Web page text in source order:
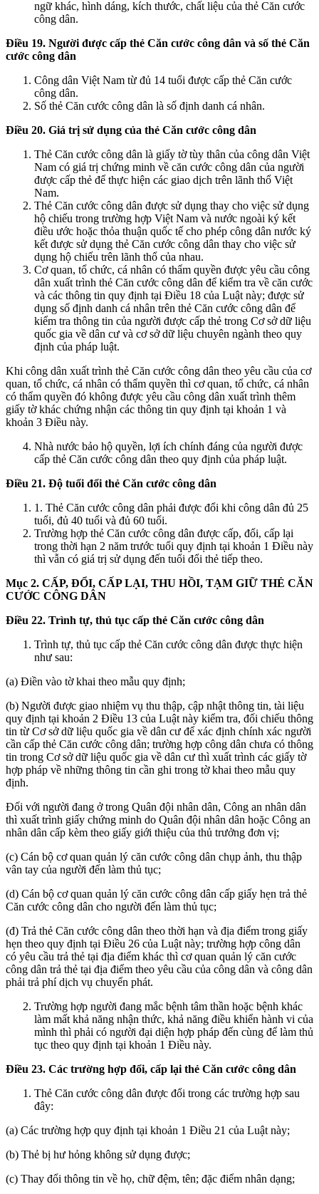
ngữ khác, hình dáng, kích thước, chất liệu của thẻ Căn cước
công dân.
Điều 19. Người được cấp thẻ Căn cước công dân và số thẻ Căn
cước công dân
Công dân Việt Nam từ đủ 14 tuổi được cấp thẻ Căn cước
công dân.
Số thẻ Căn cước công dân là số định danh cá nhân.
Điều 20. Giá trị sử dụng của thẻ Căn cước công dân
Thẻ Căn cước công dân là giấy tờ tùy thân của công dân Việt
Nam có giá trị chứng minh về căn cước công dân của người
được cấp thẻ để thực hiện các giao dịch trên lãnh thổ Việt
Nam.
Thẻ Căn cước công dân được sử dụng thay cho việc sử dụng
hộ chiếu trong trường hợp Việt Nam và nước ngoài ký kết
điều ước hoặc thỏa thuận quốc tế cho phép công dân nước ký
kết được sử dụng thẻ Căn cước công dân thay cho việc sử
dụng hộ chiếu trên lãnh thổ của nhau.
Cơ quan, tổ chức, cá nhân có thẩm quyền được yêu cầu công
dân xuất trình thẻ Căn cước công dân để kiểm tra về căn cước
và các thông tin quy định tại Điều 18 của Luật này; được sử
dụng số định danh cá nhân trên thẻ Căn cước công dân để
kiểm tra thông tin của người được cấp thẻ trong Cơ sở dữ liệu
quốc gia về dân cư và cơ sở dữ liệu chuyên ngành theo quy
định của pháp luật.
Khi công dân xuất trình thẻ Căn cước công dân theo yêu cầu của cơ
quan, tổ chức, cá nhân có thẩm quyền thì cơ quan, tổ chức, cá nhân
có thẩm quyền đó không được yêu cầu công dân xuất trình thêm
giấy tờ khác chứng nhận các thông tin quy định tại khoản 1 và
khoản 3 Điều này.
Nhà nước bảo hộ quyền, lợi ích chính đáng của người được
cấp thẻ Căn cước công dân theo quy định của pháp luật.
Điều 21. Độ tuổi đổi thẻ Căn cước công dân
1. Thẻ Căn cước công dân phải được đổi khi công dân đủ 25
tuổi, đủ 40 tuổi và đủ 60 tuổi.
Trường hợp thẻ Căn cước công dân được cấp, đổi, cấp lại
trong thời hạn 2 năm trước tuổi quy định tại khoản 1 Điều này
thì vẫn có giá trị sử dụng đến tuổi đổi thẻ tiếp theo.
Mục 2. CẤP, ĐỔI, CẤP LẠI, THU HỒI, TẠM GIỮ THẺ CĂN
CƯỚC CÔNG DÂN
Điều 22. Trình tự, thủ tục cấp thẻ Căn cước công dân
Trình tự, thủ tục cấp thẻ Căn cước công dân được thực hiện
như sau:
(a) Điền vào tờ khai theo mẫu quy định;
(b) Người được giao nhiệm vụ thu thập, cập nhật thông tin, tài liệu
quy định tại khoản 2 Điều 13 của Luật này kiểm tra, đối chiếu thông
tin từ Cơ sở dữ liệu quốc gia về dân cư để xác định chính xác người
cần cấp thẻ Căn cước công dân; trường hợp công dân chưa có thông
tin trong Cơ sở dữ liệu quốc gia về dân cư thì xuất trình các giấy tờ
hợp pháp về những thông tin cần ghi trong tờ khai theo mẫu quy
định.
Đối với người đang ở trong Quân đội nhân dân, Công an nhân dân
thì xuất trình giấy chứng minh do Quân đội nhân dân hoặc Công an
nhân dân cấp kèm theo giấy giới thiệu của thủ trưởng đơn vị;
(c) Cán bộ cơ quan quản lý căn cước công dân chụp ảnh, thu thập
vân tay của người đến làm thủ tục;
(d) Cán bộ cơ quan quản lý căn cước công dân cấp giấy hẹn trả thẻ
Căn cước công dân cho người đến làm thủ tục;
(đ) Trả thẻ Căn cước công dân theo thời hạn và địa điểm trong giấy
hẹn theo quy định tại Điều 26 của Luật này; trường hợp công dân
có yêu cầu trả thẻ tại địa điểm khác thì cơ quan quản lý căn cước
công dân trả thẻ tại địa điểm theo yêu cầu của công dân và công dân
phải trả phí dịch vụ chuyển phát.
Trường hợp người đang mắc bệnh tâm thần hoặc bệnh khác
làm mất khả năng nhận thức, khả năng điều khiển hành vi của
mình thì phải có người đại diện hợp pháp đến cùng để làm thủ
tục theo quy định tại khoản 1 Điều này.
Điều 23. Các trường hợp đổi, cấp lại thẻ Căn cước công dân
Thẻ Căn cước công dân được đổi trong các trường hợp sau
đây:
(a) Các trường hợp quy định tại khoản 1 Điều 21 của Luật này;
(b) Thẻ bị hư hỏng không sử dụng được;
(c) Thay đổi thông tin về họ, chữ đệm, tên; đặc điểm nhân dạng;